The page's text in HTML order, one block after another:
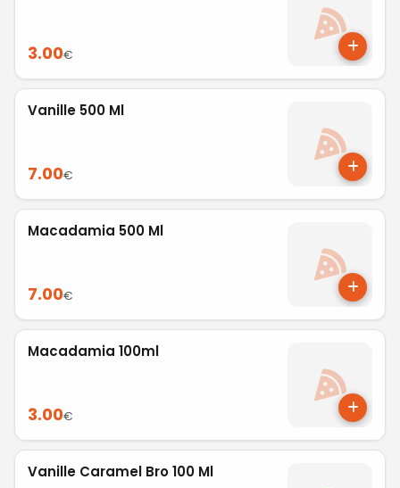
3.00€
Vanille 500 Ml
7.00€
Macadamia 500 Ml
7.00€
Macadamia 100ml
3.00€
Vanille Caramel Bro 100 Ml